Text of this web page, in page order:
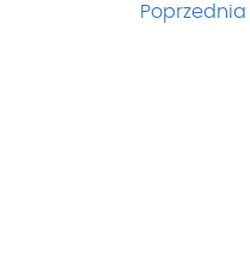
Poprzednia